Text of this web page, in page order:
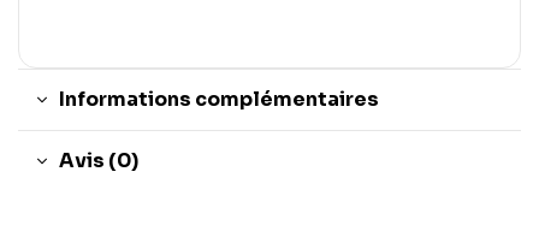
Informations complémentaires
Avis (0)